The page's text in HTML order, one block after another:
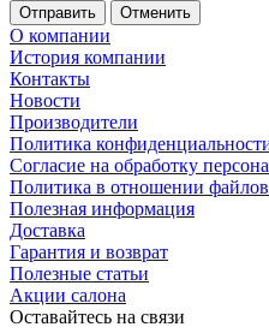
Отменить
О компании
История компании
Контакты
Новости
Производители
Политика
Согласие на обработку
Политика в отношении
Полезная информация
Доставка
Гарантия и возврат
Полезные статьи
Акции салона
Оставайтесь на связи